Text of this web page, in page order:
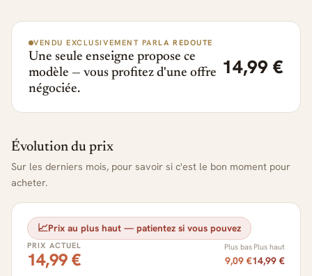
VENDU EXCLUSIVEMENT PARLA REDOUTE
Une seule enseigne propose ce
modèle — vous profitez d'une offre
négociée.
14,99 €
Évolution du prix
Sur les derniers mois, pour savoir si c'est le bon moment pour
acheter.
📈Prix au plus haut — patientez si vous pouvez
PRIX ACTUEL
14,99 €
Plus bas
9,09 €
Plus haut
14,99 €